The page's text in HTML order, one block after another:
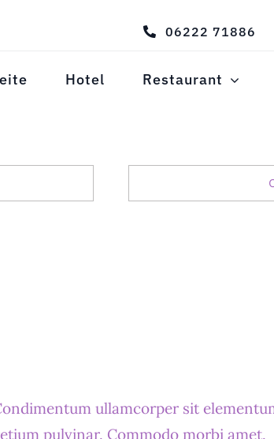
06222 71886
Hotel Restaurant
ullamcorper sit
pulvinar. Commodo morbi amet.